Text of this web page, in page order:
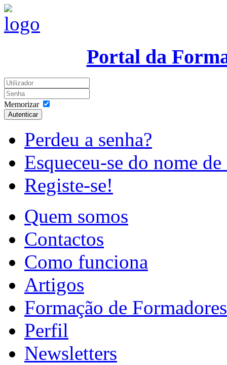
Portal da
Memorizar
Autenticar
Perdeu a senha?
Esqueceu-se do nome
Registe-se!
Quem somos
Contactos
Como funciona
Artigos
Formação de Formadores
Perfil
Newsletters